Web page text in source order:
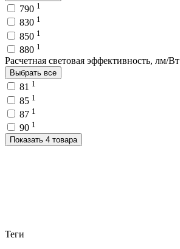
790 1
830 1
850 1
880 1
Расчетная световая эффективность, лм/Вт
Выбрать все
81 1
85 1
87 1
90 1
Показать 4 товара
Теги